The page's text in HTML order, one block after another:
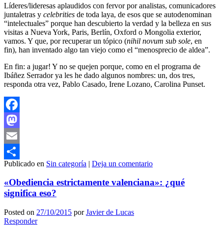
Líderes/lideresas aplaudidos con fervor por analistas, comunicadores
juntaletras y celebrities de toda laya, de esos que se autodenominan
“intelectuales” porque han descubierto la verdad y la belleza en sus
visitas a Nueva York, Paris, Berlín, Oxford o Mongolia exterior,
vamos. Y que, por recuperar un tópico (nihil novum sub sole, en
fin), han inventado algo tan viejo como el “menosprecio de aldea”.
En fin: a jugar! Y no se quejen porque, como en el programa de
Ibáñez Serrador ya les he dado algunos nombres: un, dos tres,
responda otra vez, Pablo Casado, Irene Lozano, Carolina Punset.
Facebook
Mastodon
Email
Compartir
Publicado en Sin categoría | Deja un comentario
«Obediencia estrictamente valenciana»: ¿qué
significa eso?
Posted on 27/10/2015 porJavier de Lucas
Responder